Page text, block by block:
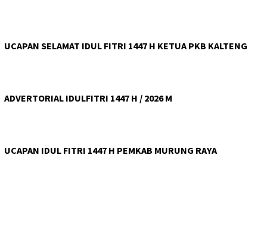
UCAPAN SELAMAT IDUL FITRI 1447 H KETUA PKB KALTENG
ADVERTORIAL IDULFITRI 1447 H / 2026 M
UCAPAN IDUL FITRI 1447 H PEMKAB MURUNG RAYA